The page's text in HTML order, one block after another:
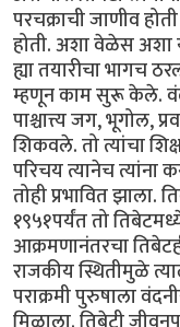
परचक्राची जाणीव
होती. अशा वेळेस अशा
ह्या तयारीचा भागच
म्हणून काम सुरू केले.
पाश्चात्त्य जग, भूगोल,
शिकवले. तो त्यांचा
परिचय त्यानेच त्यांना
तोही प्रभावित
१९५१पर्यंत तो
आक्रमणानंतरचा
राजकीय स्थितीमुळे
पराक्रमी पुरुषाला